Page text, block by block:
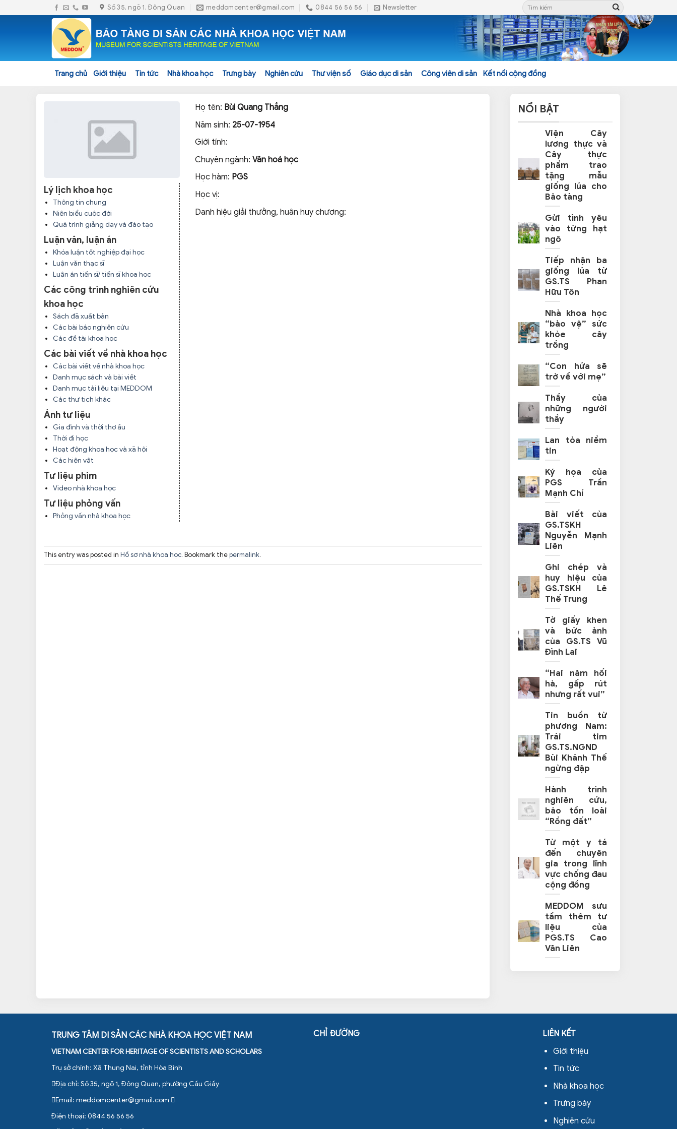
to
Số 35, ngõ 1, Đông Quan meddomcenter@gmail.com 0844 56 56 56 Newsletter
Trang chủ Giới thiệu Tin tức Nhà khoa học Trưng bày Nghiên cứu Thư viện số Giáo dục di sản Công viên di sản Kết nối cộng đồng
Lý lịch khoa học
Thông tin chung
Niên biểu cuộc đời
Quá trình giảng dạy và đào tạo
Luận văn, luận án
Khóa luận tốt nghiệp đại học
Luận văn thạc sĩ
Luận án tiến sĩ/ tiến sĩ khoa học
Các công trình nghiên cứu
khoa học
Sách đã xuất bản
Các bài báo nghiên cứu
Các đề tài khoa học
Các bài viết về nhà khoa học
Các bài viết về nhà khoa học
Danh mục sách và bài viết
Danh mục tài liệu tại MEDDOM
Các thư tịch khác
Ảnh tư liệu
Gia đình và thời thơ ấu
Thời đi học
Hoạt động khoa học và xã hội
Các hiện vật
Tư liệu phim
Video nhà khoa học
Tư liệu phỏng vấn
Phỏng vấn nhà khoa học
Họ tên: Bùi Quang Thắng
Năm sinh: 25-07-1954
Giới tính:
Chuyên ngành: Văn hoá học
Học hàm: PGS
Học vị:
Danh hiệu giải thưởng, huân huy chương:
This entry was posted in Hồ sơ nhà khoa học. Bookmark thepermalink.
NỔI BẬT
Viện Cây
lương thực và
Cây thực
phẩm trao
tặng mẫu
giống lúa cho
Bảo tàng
Gửi tình yêu
vào từng hạt
ngô
Tiếp nhận ba
giống lúa từ
GS.TS Phan
Hữu Tôn
Nhà khoa học
“bảo vệ” sức
khỏe cây
trồng
“Con hứa sẽ
trở về với mẹ”
Thầy của
những người
thầy
Lan tỏa niềm
tin
Ký họa của
PGS Trần
Mạnh Chí
Bài viết của
GS.TSKH
Nguyễn Mạnh
Liên
Ghi chép và
huy hiệu của
GS.TSKH Lê
Thế Trung
Tờ giấy khen
và bức ảnh
của GS.TS Vũ
Đình Lai
“Hai năm hối
hả, gấp rút
nhưng rất vui”
Tin buồn từ
phương Nam:
Trái tim
GS.TS.NGND
Bùi Khánh Thế
ngừng đập
Hành trình
nghiên cứu,
bảo tồn loài
“Rồng đất”
Từ một y tá
đến chuyên
gia trong lĩnh
vực chống đau
cộng đồng
MEDDOM sưu
tầm thêm tư
liệu của
PGS.TS Cao
Văn Liên
TRUNG TÂM DI SẢN CÁC NHÀ KHOA HỌC VIỆT NAM
VIETNAM CENTER FOR HERITAGE OF SCIENTISTS AND SCHOLARS
Trụ sở chính: Xã Thung Nai, tỉnh Hòa Bình
Địa chỉ: Số 35, ngõ 1, Đông Quan, phường Cầu Giấy
Email: meddomcenter@gmail.com
Điện thoại: 0844 56 56 56
CHỈ ĐƯỜNG
LIÊN KẾT
Giới thiệu
Tin tức
Nhà khoa học
Trưng bày
Nghiên cứu